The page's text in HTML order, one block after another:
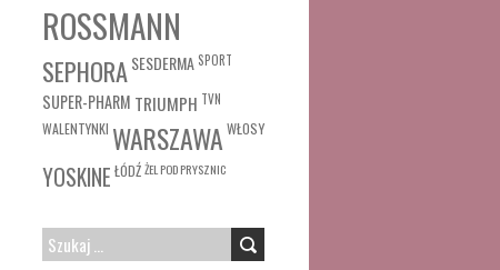
ROSSMANN
SEPHORASESDERMA SPORT
SUPER-PHARM TRIUMPH TVN
WALENTYNKI WARSZAWA WŁOSY
YOSKINE ŁÓDŹŻEL POD PRYSZNIC
SZUKAJ: